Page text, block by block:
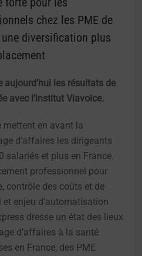
chez les PME de
diversification plus
aujourd’hui les résultats de
avec l’institut Viavoice.
mettent en avant la
d’affaires les dirigeants
salariés et plus en France.
professionnel pour
contrôle des coûts et de
enjeu d’automatisation
dresse un état des lieux
d’affaires à la santé
en France, des PME